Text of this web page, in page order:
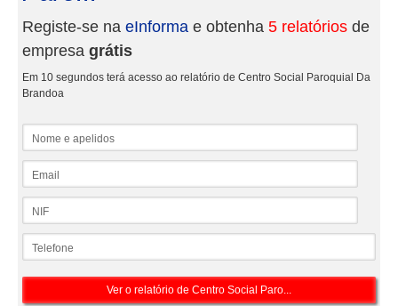
Registe-se na eInforma e obtenha 5 relatórios de
empresa grátis
Em 10 segundos terá acesso ao relatório de Centro Social Paroquial Da
Brandoa